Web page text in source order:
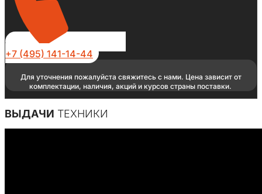
+7 (495) 141-14-44
Для уточнения пожалуйста свяжитесь с нами. Цена зависит от
комплектации, наличия, акций и курсов страны поставки.
ВЫДАЧИ ТЕХНИКИ